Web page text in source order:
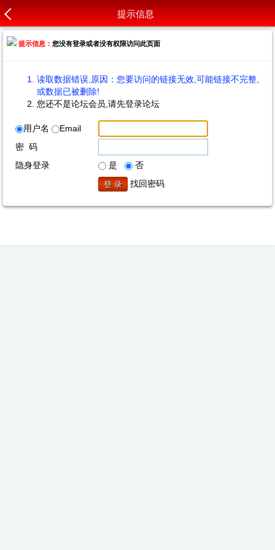
提示信息
提示信息：您没有登录或者没有权限访问此页面
读取数据错误,原因：您要访问的链接无效,可能链接不完整,
或数据已被删除!
您还不是论坛会员,请先登录论坛
用户名
Email
密 码
隐身登录
是
否
找回密码